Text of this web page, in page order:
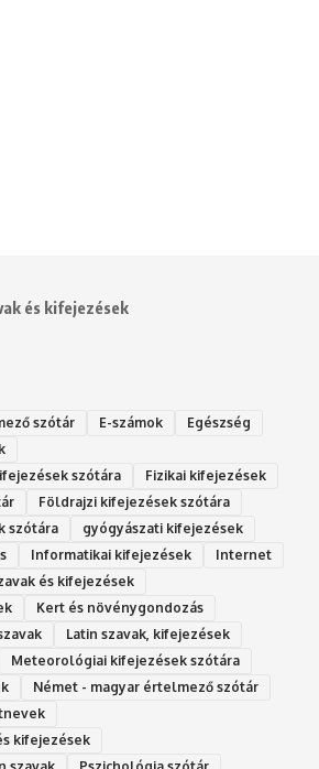
és kifejezések
szótár E-számok
Egészség
szótára
Fizikai kifejezések
Földrajzi kifejezések szótára
szótára
gyógyászati kifejezések
Informatikai kifejezések
Internet
és kifejezések
Kert és növénygondozás
Latin szavak, kifejezések
Meteorológiai kifejezések szótára
Német - magyar értelmező szótár
kifejezések